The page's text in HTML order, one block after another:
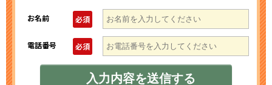
お名前 必須
電話番号 必須